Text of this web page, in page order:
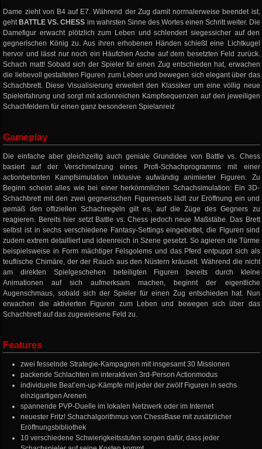
Dame zieht von B4 auf E7. Während der Zug damit normalerweise beendet ist,
geht BATTLE VS. CHESS im wahrsten Sinne des Wortes einen Schritt weiter. Die
Damefigur erwacht plötzlich zum Leben und schlendert siegessicher auf den
gegnerischen König zu. Aus ihren erhobenen Händen schießt eine Lichtkugel
hervor und lässt nur noch ein Häufchen Asche auf dem besetzten Feld zurück.
Schach matt! Sobald sich der Spieler für einen Zug entschieden hat, erwachen
die liebevoll gestalteten Figuren zum Leben und bewegen sich elegant über das
Schachbrett. Diese Visualisierung erweitert den Klassiker um eine völlig neue
Spielerfahrung und sorgt mit actionreichen Kampfsequenzen auf den jeweiligen
Schachfeldern für einen ganz besonderen Spielanreiz
Gameplay
Die einfache aber gleichzeitig auch geniale Grundidee von Battle vs. Chess
basiert auf der Verschmelzung eines Profi-Schachprogramms mit einer
actionbetonten Kampfsimulation inklusive aufwändig animierter Figuren. Zu
Beginn scheint alles wie bei einer herkömmlichen Schachsimulation: Ein 3D-
Schachbrett mit den zwei gegnerischen Figurensets lädt zur Eröffnung ein und
gemäß den offiziellen Schachregeln gilt es, auf die Züge des Gegners zu
reagieren. Bereits hier setzt Battle vs. Chess jedoch neue Maßstäbe. Das Brett
selbst ist in sechs verschiedene Fantasy-Settings eingebettet, die Figuren sind
zudem extrem detailliert und ideenreich in Szene gesetzt. So agieren die Türme
beispielsweise in Form mächtiger Felsgolems und das Pferd entpuppt sich als
teuflische Chimäre, der der Rauch aus den Nüstern kräuselt. Während die nicht
am direkten Spielgeschehen beteiligten Figuren bereits durch kleine
Animationen auf sich aufmerksam machen, beginnt der eigentliche
Augenschmaus, sobald sich der Spieler für einen Zug entschieden hat. Nun
erwachen die aktivierten Figuren zum Leben und bewegen sich über das
Schachbrett auf das zugewiesene Feld zu.
Features
zwei fesselnde Strategie-Kampagnen mit insgesamt 30 Missionen
packende Schlachten im interaktiven 3rd-Person Actionmodus
individuelle Beat’em-up-Kämpfe mit jeder der zwölf Figuren in sechs
einzigartigen Arenen
spannende PVP-Duelle im lokalen Netzwerk oder im Internet
neuester Fritz! Schachalgorithmus von ChessBase mit zusätzlicher
Eröffnungsbibliothek
10 verschiedene Schwierigkeitsstufen sorgen dafür, dass jeder